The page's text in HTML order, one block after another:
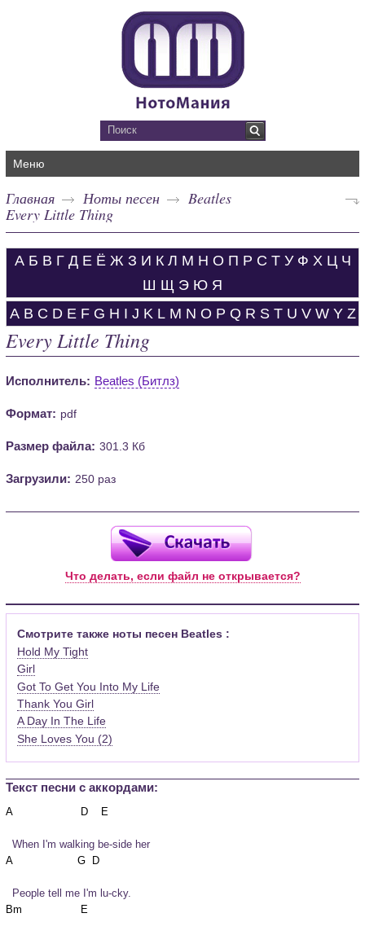
Меню
Главная Ноты песен
Beatles
Every Little Thing
А Б В Г Д Е Ё Ж З И К Л М Н О П Р С Т У Ф Х Ц Ч
Ш Щ Э Ю Я
A B C D E F G H I J K L M N O P Q R S T U V W Y Z
Every Little Thing
Исполнитель: Beatles (Битлз)
Формат: pdf
Размер файла: 301.3 Кб
Загрузили: 250 раз
Что делать, если файл не открывается?
Смотрите также ноты песен Beatles :
Hold My Tight
Girl
Got To Get You Into My Life
Thank You Girl
A Day In The Life
She Loves You (2)
Текст песни c аккордами:
  When I'm walking be-side her
  People tell me I'm lu-cky.